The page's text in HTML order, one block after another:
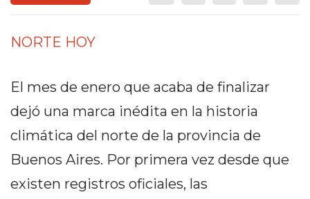
CÓMO FUNCIONA: CREAR
TIENDA ONLINE GRATIS
EN ARGENTINA:
CHANGUITO.COM.AR VS
OTRAS PLATAFORMAS DE
NORTE HOY
El mes de enero que acaba de finalizar
dejó una marca inédita en la historia
climática del norte de la provincia de
Buenos Aires. Por primera vez desde que
existen registros oficiales, las